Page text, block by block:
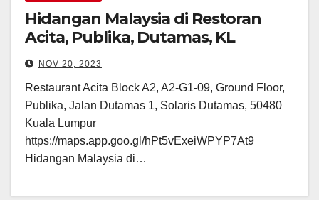
Hidangan Malaysia di Restoran
Acita, Publika, Dutamas, KL
NOV 20, 2023
Restaurant Acita Block A2, A2-G1-09, Ground Floor,
Publika, Jalan Dutamas 1, Solaris Dutamas, 50480
Kuala Lumpur
https://maps.app.goo.gl/hPt5vExeiWPYP7At9
Hidangan Malaysia di…